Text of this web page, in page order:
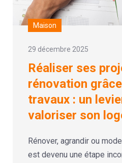
Maison
29 décembre 2025
Réaliser ses
rénovation
travaux : un
valoriser son
Rénover, agrandir ou
est devenu une étape